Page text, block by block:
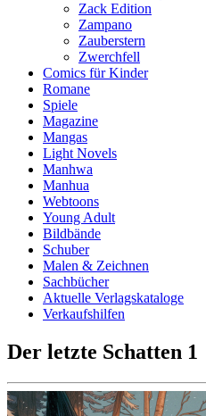
Zack Edition
Zampano
Zauberstern
Zwerchfell
Comics für Kinder
Romane
Spiele
Magazine
Mangas
Light Novels
Manhwa
Manhua
Webtoons
Young Adult
Bildbände
Schuber
Malen & Zeichnen
Sachbücher
Aktuelle Verlagskataloge
Verkaufshilfen
Der letzte Schatten 1